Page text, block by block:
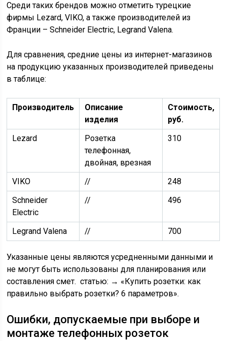
Среди таких брендов можно отметить турецкие
фирмы Lezard, VIKO, а также производителей из
Франции – Schneider Electric, Legrand Valena.
Для сравнения, средние цены из интернет-магазинов
на продукцию указанных производителей приведены
в таблице:
Производитель
Описание
изделия
Стоимость,
руб.
Lezard
Розетка
телефонная,
двойная, врезная
310
VIKO //
248
Schneider
Electric
// 496
Legrand Valena // 700
Указанные цены являются усредненными данными и
не могут быть использованы для планирования или
составления смет. статью: → «Купить розетки: как
правильно выбрать розетки? 6 параметров».
Ошибки, допускаемые при выборе и
монтаже телефонных розеток